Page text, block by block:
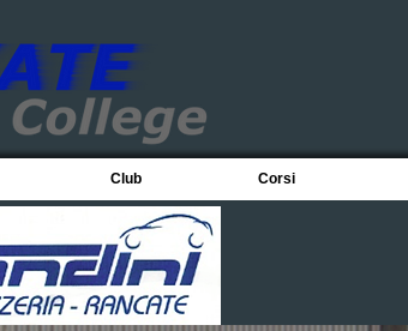
Club Corsi